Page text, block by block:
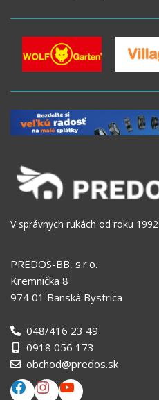
V správnych rukách od roku 1992
PREDOS-BB, s.r.o.
Kremnička 8
974 01 Banská Bystrica
048/416 23 49
0918 056 173
obchod@predos.sk